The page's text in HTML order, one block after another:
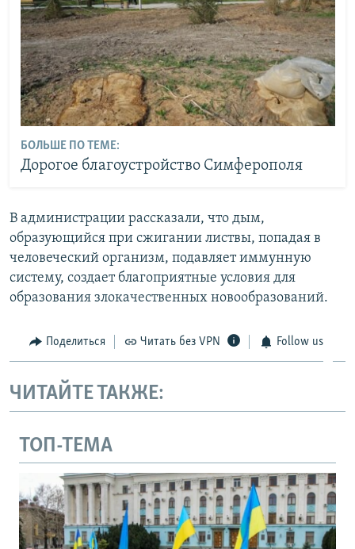
БОЛЬШЕ ПО ТЕМЕ:
Дорогое благоустройство Симферополя
В администрации рассказали, что дым,
образующийся при сжигании листвы, попадая в
человеческий организм, подавляет иммунную
систему, создает благоприятные условия для
образования злокачественных новообразований.
Поделиться Читать без VPN Follow us
ЧИТАЙТЕ ТАКЖЕ:
ТОП-ТЕМА